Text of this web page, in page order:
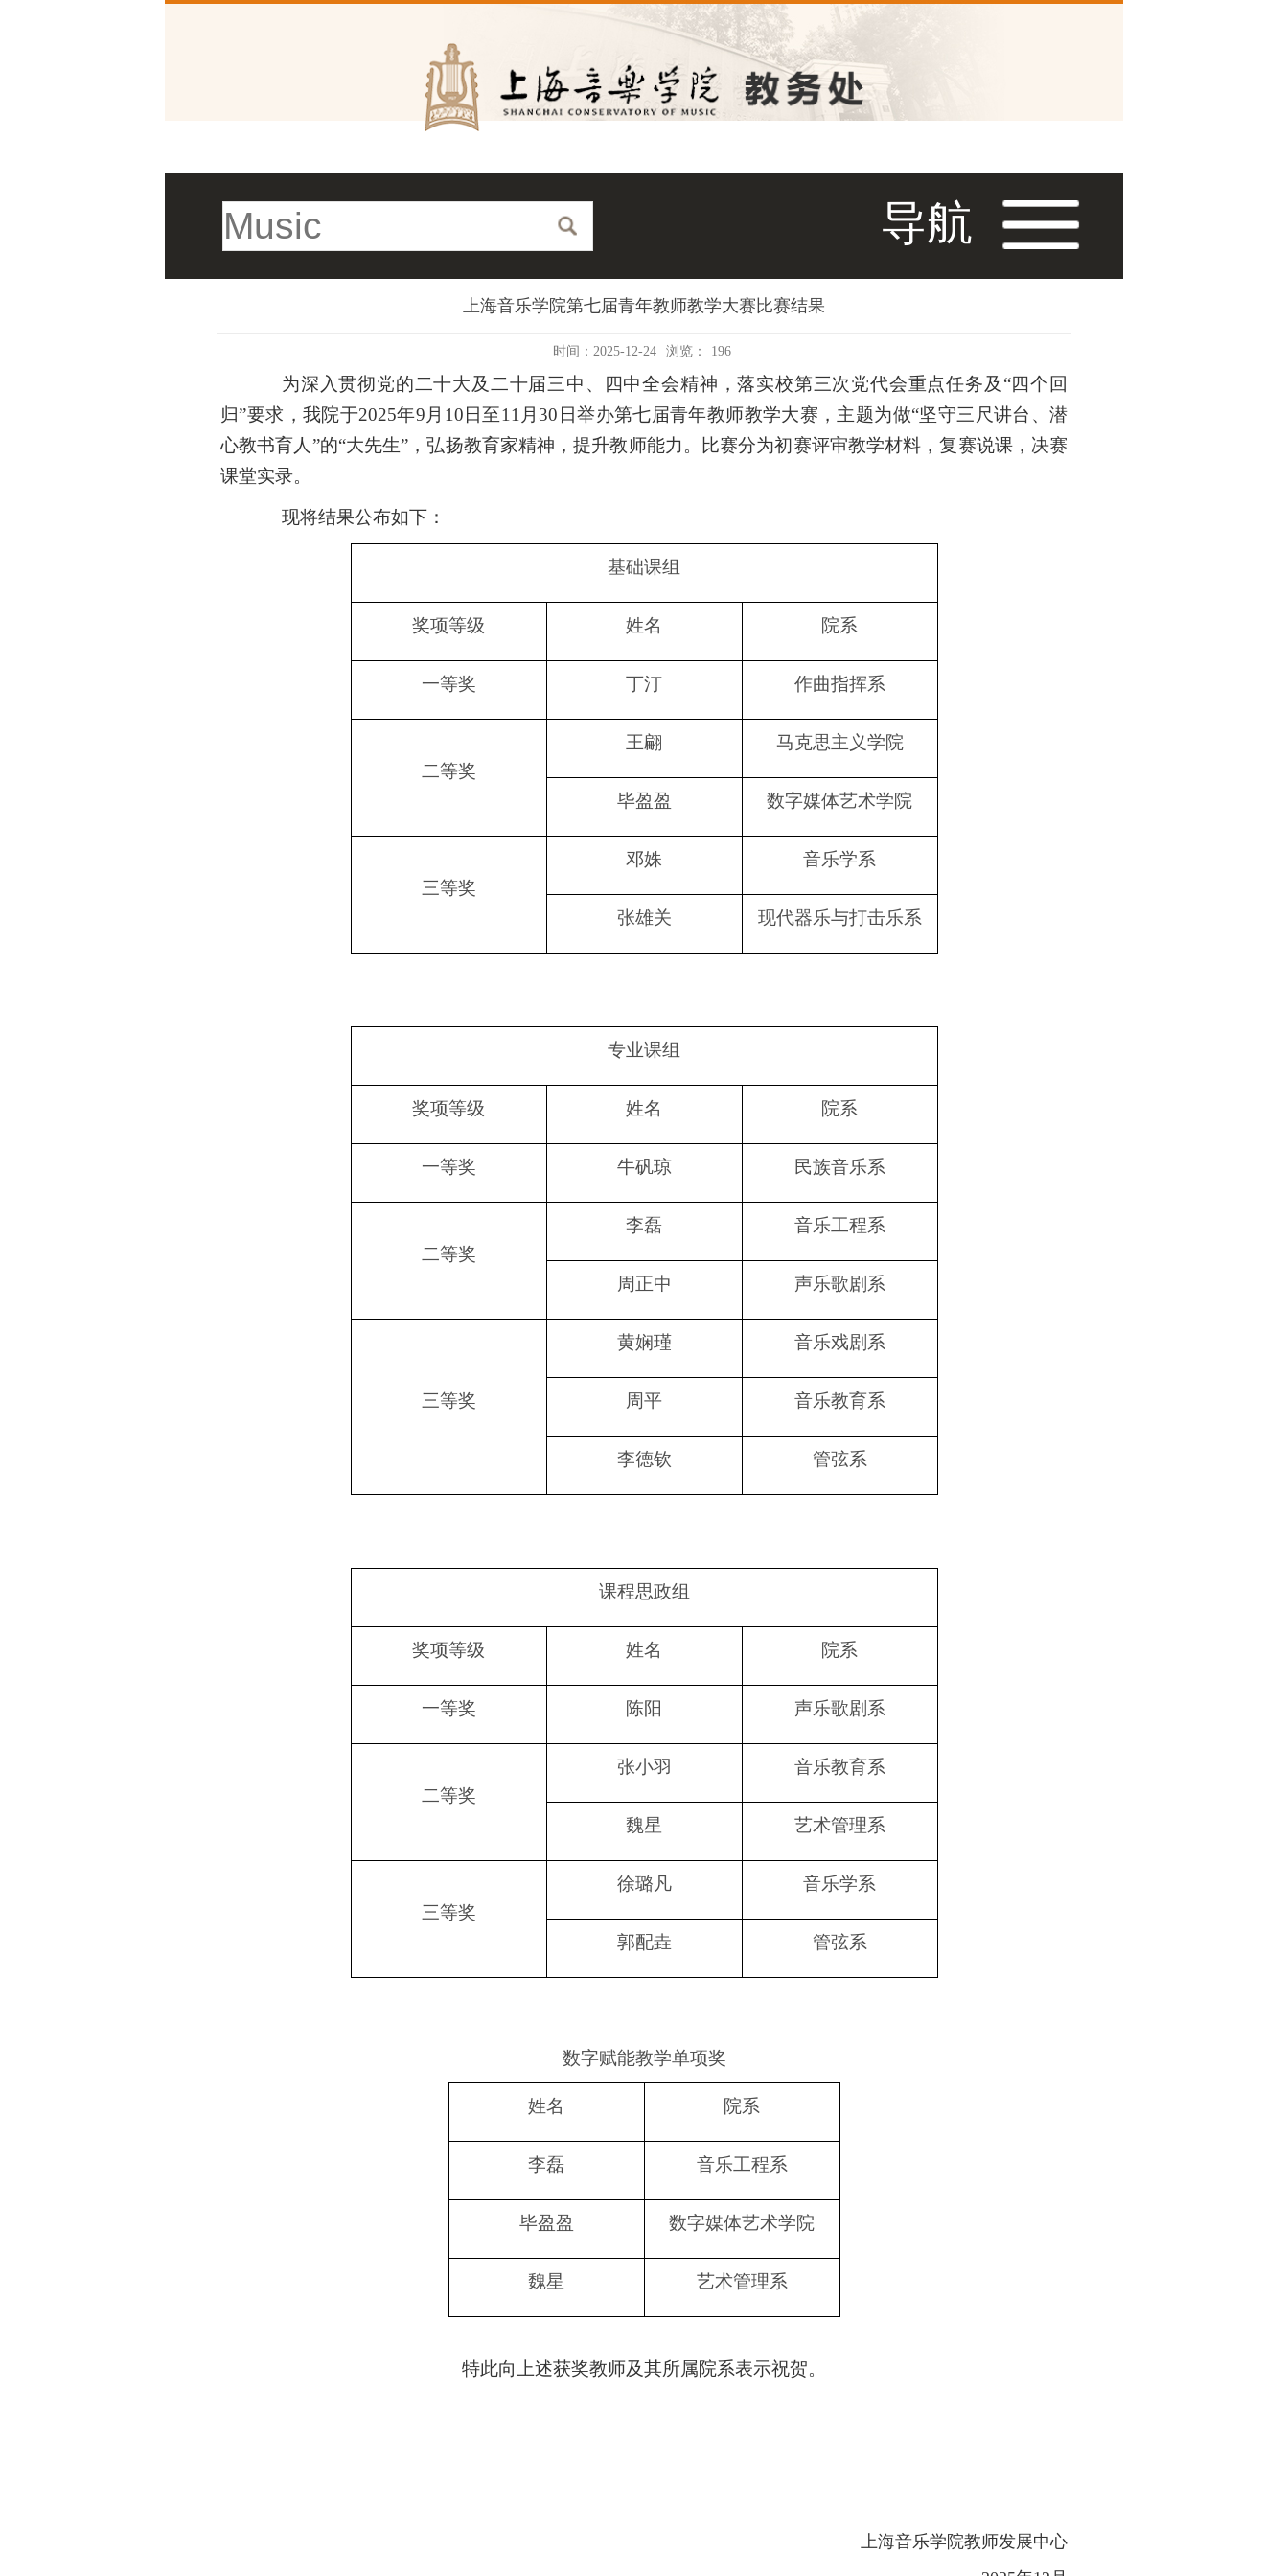
导航
上海音乐学院第七届青年教师教学大赛比赛结果
时间：2025-12-24 浏览： 196
为深入贯彻党的二十大及二十届三中、四中全会精神，落实校第三次党代会重点任务及 “四个回
归”要求，我院于2025年9月10日至11月30日举办第七届青年教师教学大赛，主题为做“坚守三尺讲台、潜
心教书育人”的“大先生” ，弘扬教育家精神，提升教师能力。比赛分为初赛评审教学材料，复赛说课，决赛
课堂实录。
现将结果公布如下：
基础课组
奖项等级 姓名 院系
一等奖 丁汀 作曲指挥系
二等奖
王翩 马克思主义学院
毕盈盈 数字媒体艺术学院
三等奖
邓姝 音乐学系
张雄关 现代器乐与打击乐系
专业课组
奖项等级 姓名 院系
一等奖 牛矾琼 民族音乐系
二等奖
李磊 音乐工程系
周正中 声乐歌剧系
三等奖
黄娴瑾 音乐戏剧系
周平 音乐教育系
李德钦 管弦系
课程思政组
奖项等级 姓名 院系
一等奖 陈阳 声乐歌剧系
二等奖
张小羽 音乐教育系
魏星 艺术管理系
三等奖
徐璐凡 音乐学系
郭配垚 管弦系
数字赋能教学单项奖
姓名 院系
李磊 音乐工程系
毕盈盈 数字媒体艺术学院
魏星 艺术管理系
特此向上述获奖教师及其所属院系表示祝贺。
上海音乐学院教师发展中心